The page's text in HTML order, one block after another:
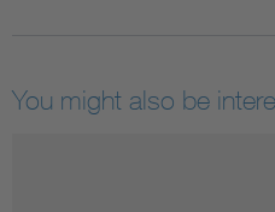
You might also be